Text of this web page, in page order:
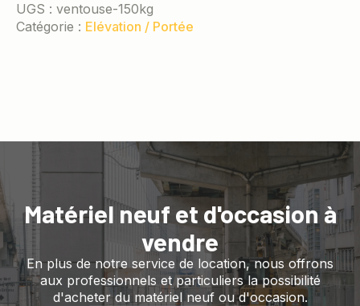
UGS : ventouse-150kg
Catégorie : Elévation / Portée
Matériel neuf et d'occasion à
vendre
En plus de notre service de location, nous offrons
aux professionnels et particuliers la possibilité
d'acheter du matériel neuf ou d'occasion.